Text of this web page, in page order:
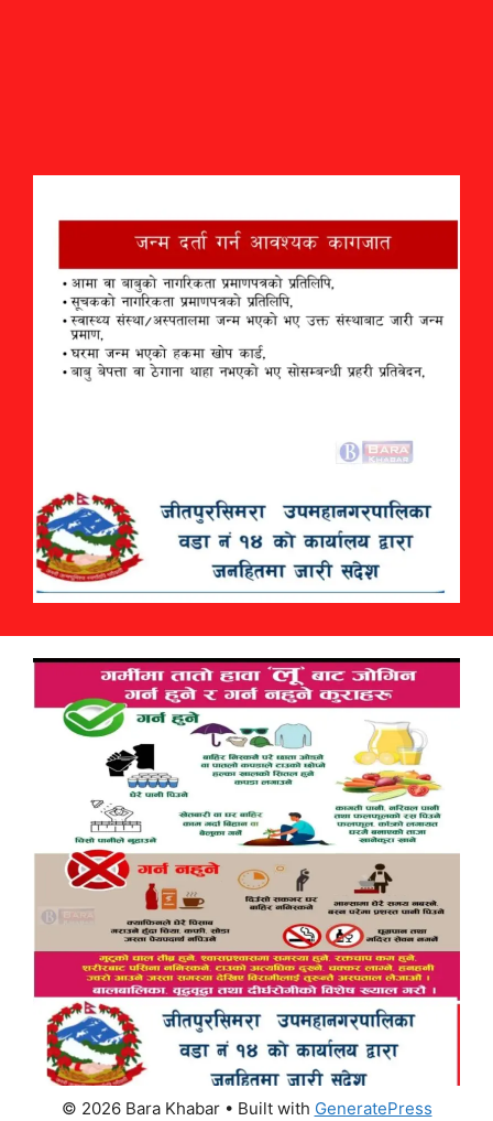
© 2026 Bara Khabar• Built with GeneratePress